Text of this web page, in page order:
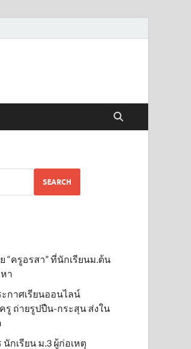
SEARCH
“ครูอรสา” ที่นักเรียนม.ต้น
า
กาศเรียนออนไลน์
ถ่ายรูปปืน-กระสุน ส่งใน
กเรียน ม.3 ผู้ก่อเหตุ